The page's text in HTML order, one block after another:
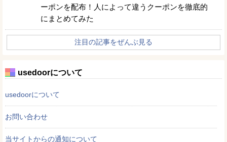
ーポンを配布！人によって違うクーポンを徹底的
にまとめてみた
注目の記事をぜんぶ見る
usedoorについて
usedoorについて
お問い合わせ
当サイトからの通知について